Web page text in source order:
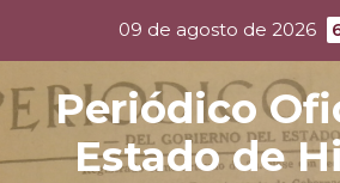
content
09 de agosto de 2026
Periódico
Estado de